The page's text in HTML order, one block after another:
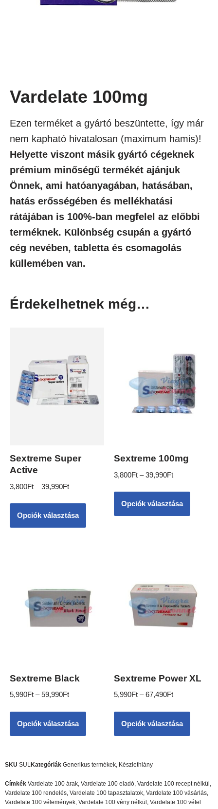
Vardelate 100mg
Ezen terméket a gyártó beszüntette, így már
nem kapható hivatalosan (maximum hamis)!
Helyette viszont másik gyártó cégeknek
prémium minőségű termékét ajánjuk
Önnek, ami hatóanyagában, hatásában,
hatás erősségében és mellékhatási
rátájában is 100%-ban megfelel az előbbi
terméknek. Különbség csupán a gyártó
cég nevében, tabletta és csomagolás
küllemében van.
Érdekelhetnek még…
Sextreme Super
Active
3,800Ft – 39,990Ft
Opciók választása
Sextreme 100mg
3,800Ft – 39,990Ft
Opciók választása
Sextreme Black
5,990Ft – 59,990Ft
Opciók választása
Sextreme Power XL
5,990Ft – 67,490Ft
Opciók választása
SKU SUL Kategóriák Generikus termékek Készlethiány
Címkék Vardelate 100 árak Vardelate 100 eladó Vardelate 100 recept nélkül
Vardelate 100 rendelés Vardelate 100 tapasztalatok Vardelate 100 vásárlás
Vardelate 100 vélemények Vardelate 100 vény nélkül Vardelate 100 vétel